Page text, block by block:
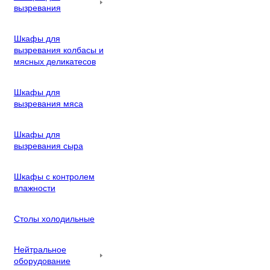
вызревания
Шкафы для
вызревания колбасы и
мясных деликатесов
Шкафы для
вызревания мяса
Шкафы для
вызревания сыра
Шкафы с контролем
влажности
Столы холодильные
Нейтральное
оборудование